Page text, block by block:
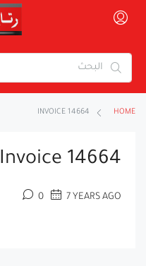
HOME
INVOICE 14664
Invoice 14664
7 YEARS AGO
0